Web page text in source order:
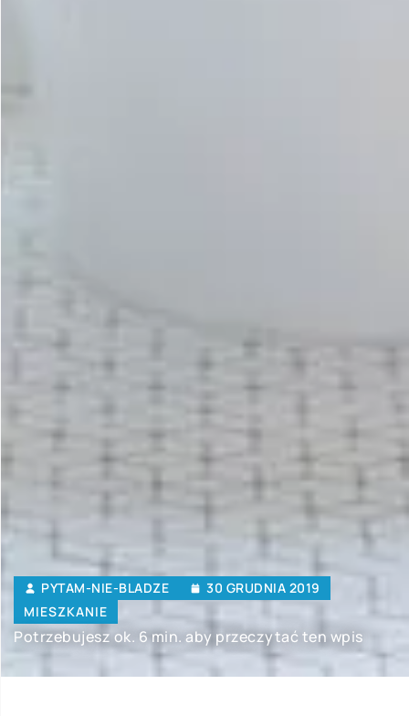
PYTAM-NIE-BLADZE
30 GRUDNIA 2019
MIESZKANIE
Potrzebujesz ok. 6 min. aby przeczytać ten wpis